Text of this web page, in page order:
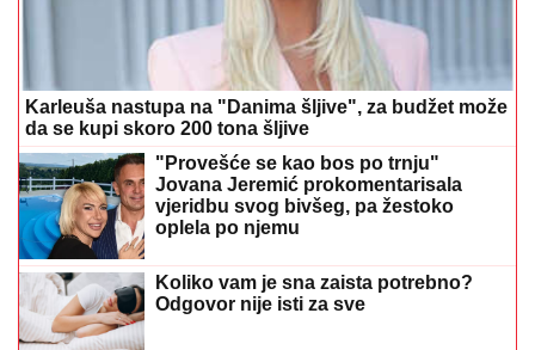
Karleuša nastupa na "Danima šljive", za budžet može
da se kupi skoro 200 tona šljive
"Provešće se kao bos po trnju"
Jovana Jeremić prokomentarisala
vjeridbu svog bivšeg, pa žestoko
oplela po njemu
Koliko vam je sna zaista potrebno?
Odgovor nije isti za sve